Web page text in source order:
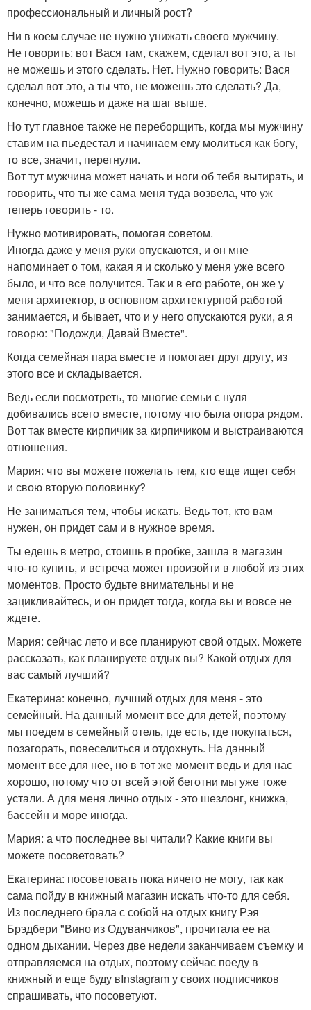
профессиональный и личный рост?
Ни в коем случае не нужно унижать своего мужчину.
Не говорить: вот Вася там, скажем, сделал вот это, а ты
не можешь и этого сделать. Нет. Нужно говорить: Вася
сделал вот это, а ты что, не можешь это сделать? Да,
конечно, можешь и даже на шаг выше.
Но тут главное также не переборщить, когда мы мужчину
ставим на пьедестал и начинаем ему молиться как богу,
то все, значит, перегнули.
Вот тут мужчина может начать и ноги об тебя вытирать, и
говорить, что ты же сама меня туда возвела, что уж
теперь говорить - то.
Нужно мотивировать, помогая советом.
Иногда даже у меня руки опускаются, и он мне
напоминает о том, какая я и сколько у меня уже всего
было, и что все получится. Так и в его работе, он же у
меня архитектор, в основном архитектурной работой
занимается, и бывает, что и у него опускаются руки, а я
говорю: "Подожди, Давай Вместе".
Когда семейная пара вместе и помогает друг другу, из
этого все и складывается.
Ведь если посмотреть, то многие семьи с нуля
добивались всего вместе, потому что была опора рядом.
Вот так вместе кирпичик за кирпичиком и выстраиваются
отношения.
Мария: что вы можете пожелать тем, кто еще ищет себя
и свою вторую половинку?
Не заниматься тем, чтобы искать. Ведь тот, кто вам
нужен, он придет сам и в нужное время.
Ты едешь в метро, стоишь в пробке, зашла в магазин
что-то купить, и встреча может произойти в любой из этих
моментов. Просто будьте внимательны и не
зацикливайтесь, и он придет тогда, когда вы и вовсе не
ждете.
Мария: сейчас лето и все планируют свой отдых. Можете
рассказать, как планируете отдых вы? Какой отдых для
вас самый лучший?
Екатерина: конечно, лучший отдых для меня - это
семейный. На данный момент все для детей, поэтому
мы поедем в семейный отель, где есть, где покупаться,
позагорать, повеселиться и отдохнуть. На данный
момент все для нее, но в тот же момент ведь и для нас
хорошо, потому что от всей этой беготни мы уже тоже
устали. А для меня лично отдых - это шезлонг, книжка,
бассейн и море иногда.
Мария: а что последнее вы читали? Какие книги вы
можете посоветовать?
Екатерина: посоветовать пока ничего не могу, так как
сама пойду в книжный магазин искать что-то для себя.
Из последнего брала с собой на отдых книгу Рэя
Брэдбери "Вино из Одуванчиков", прочитала ее на
одном дыхании. Через две недели заканчиваем съемку и
отправляемся на отдых, поэтому сейчас поеду в
книжный и еще буду вInstagram у своих подписчиков
спрашивать, что посоветуют.